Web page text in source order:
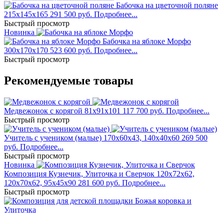
Бабочка на цветочной поляне
215x145x165 291 500 руб. Подробнее...
Быстрый просмотр
Новинка
Бабочка на яблоке Морфо
300x170x170 523 600 руб. Подробнее...
Быстрый просмотр
Рекомендуемые товары
Медвежонок с корягой 81x91x101 117 700 руб. Подробнее...
Быстрый просмотр
Учитель с учеником (малые) 170x60x43, 140x40x60 269 500
руб. Подробнее...
Быстрый просмотр
Новинка
Композиция Кузнечик, Улиточка и Сверчок 120x72x62,
120x70x62, 95x45x90 281 600 руб. Подробнее...
Быстрый просмотр